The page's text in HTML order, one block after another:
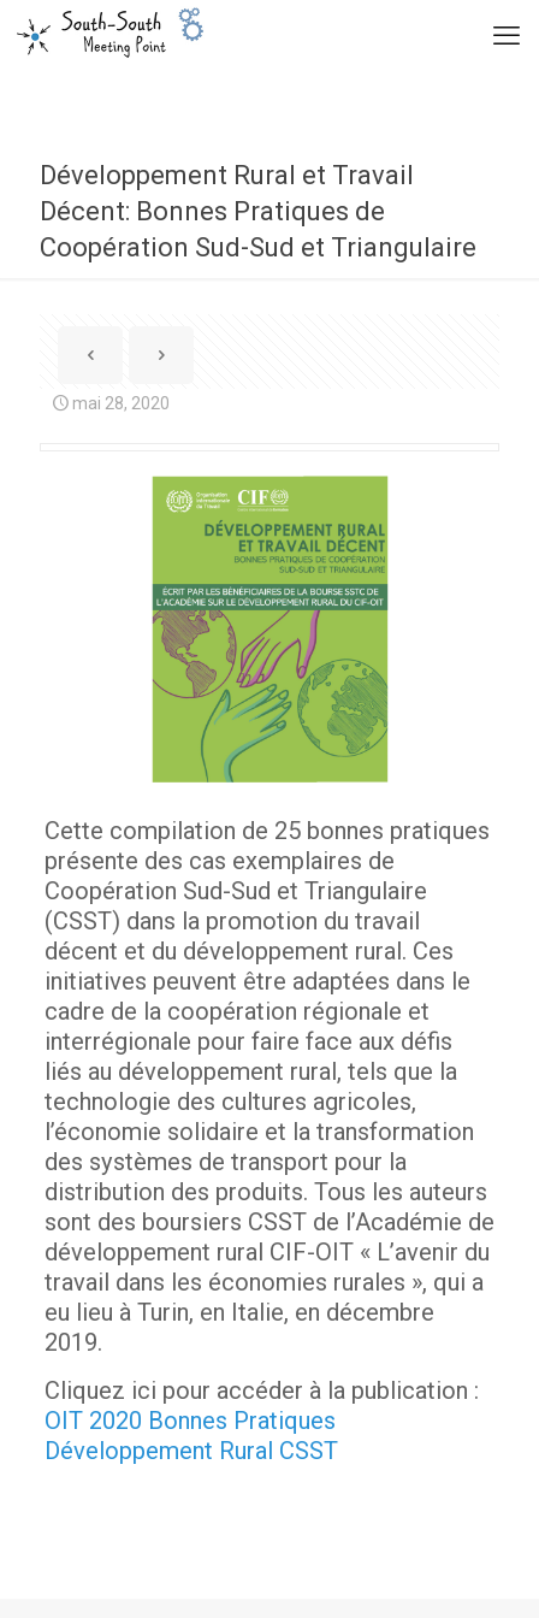
Développement Rural et Travail
Décent: Bonnes Pratiques de
Coopération Sud-Sud et Triangulaire
mai 28, 2020
Cette compilation de 25 bonnes pratiques
présente des cas exemplaires de
Coopération Sud-Sud et Triangulaire
(CSST) dans la promotion du travail
décent et du développement rural. Ces
initiatives peuvent être adaptées dans le
cadre de la coopération régionale et
interrégionale pour faire face aux défis
liés au développement rural, tels que la
technologie des cultures agricoles,
l’économie solidaire et la transformation
des systèmes de transport pour la
distribution des produits. Tous les auteurs
sont des boursiers CSST de l’Académie de
développement rural CIF-OIT « L’avenir du
travail dans les économies rurales », qui a
eu lieu à Turin, en Italie, en décembre
2019.
Cliquez ici pour accéder à la publication :
OIT 2020 Bonnes Pratiques
Développement Rural CSST